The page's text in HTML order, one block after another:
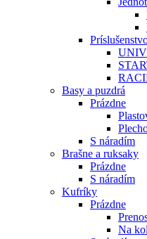
Basy a puzdrá
Prázdne
S náradím
Brašne a ruksaky
Prázdne
S náradím
Kufríky
Prázdne
Na